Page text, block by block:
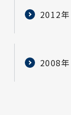
2012年
2008年